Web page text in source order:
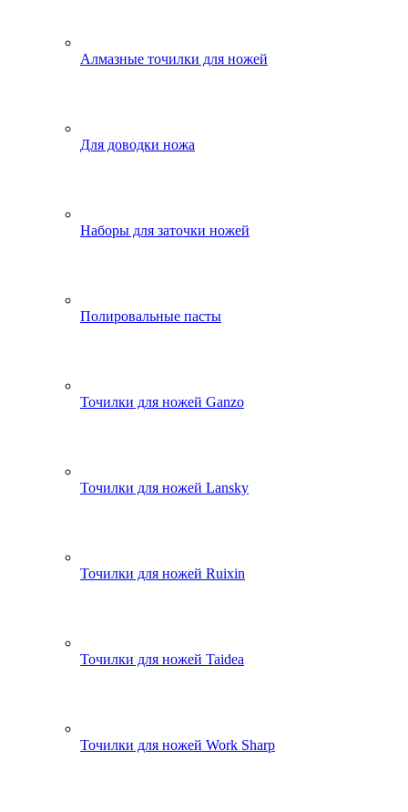
Алмазные точилки для ножей
Для доводки ножа
Наборы для заточки ножей
Полировальные пасты
Точилки для ножей Ganzo
Точилки для ножей Lansky
Точилки для ножей Ruixin
Точилки для ножей Taidea
Точилки для ножей Work Sharp